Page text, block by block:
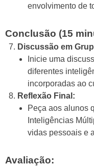
envolvimento de
Conclusão (15
Discussão em
Inicie uma
diferentes
incorporadas ao
Reflexão Final:
Peça aos alunos
Inteligências
vidas pessoais e
Avaliação: